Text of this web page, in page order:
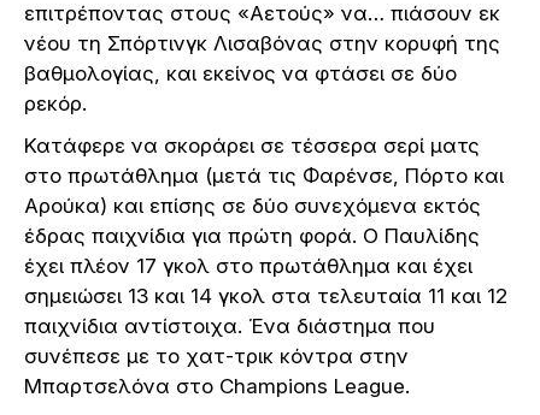
επιτρέποντας στους «Αετούς» να… πιάσουν εκ
νέου τη Σπόρτινγκ Λισαβόνας στην κορυφή της
βαθμολογίας, και εκείνος να φτάσει σε δύο
ρεκόρ.
Κατάφερε να σκοράρει σε τέσσερα σερί ματς
στο πρωτάθλημα (μετά τις Φαρένσε, Πόρτο και
Αρούκα) και επίσης σε δύο συνεχόμενα εκτός
έδρας παιχνίδια για πρώτη φορά. Ο Παυλίδης
έχει πλέον 17 γκολ στο πρωτάθλημα και έχει
σημειώσει 13 και 14 γκολ στα τελευταία 11 και 12
παιχνίδια αντίστοιχα. Ένα διάστημα που
συνέπεσε με το χατ-τρικ κόντρα στην
Μπαρτσελόνα στο Champions League.